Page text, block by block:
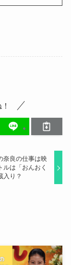
奈良の仕事は映
ルは「おんおく
入り？